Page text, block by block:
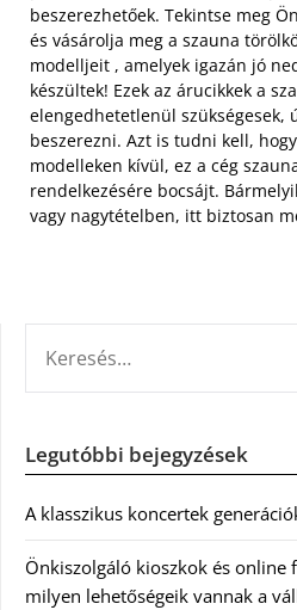
beszerezhetőek. Tekintse meg
és vásárolja meg a szauna
modelljeit , amelyek igazán jó
készültek! Ezek az árucikkek a
elengedhetetlenül szükségesek,
beszerezni. Azt is tudni kell,
modelleken kívül, ez a cég
rendelkezésére bocsájt.
vagy nagytételben, itt biztosan
Legutóbbi bejegyzések
A klasszikus koncertek
Önkiszolgáló kioszkok és online
milyen lehetőségeik vannak a